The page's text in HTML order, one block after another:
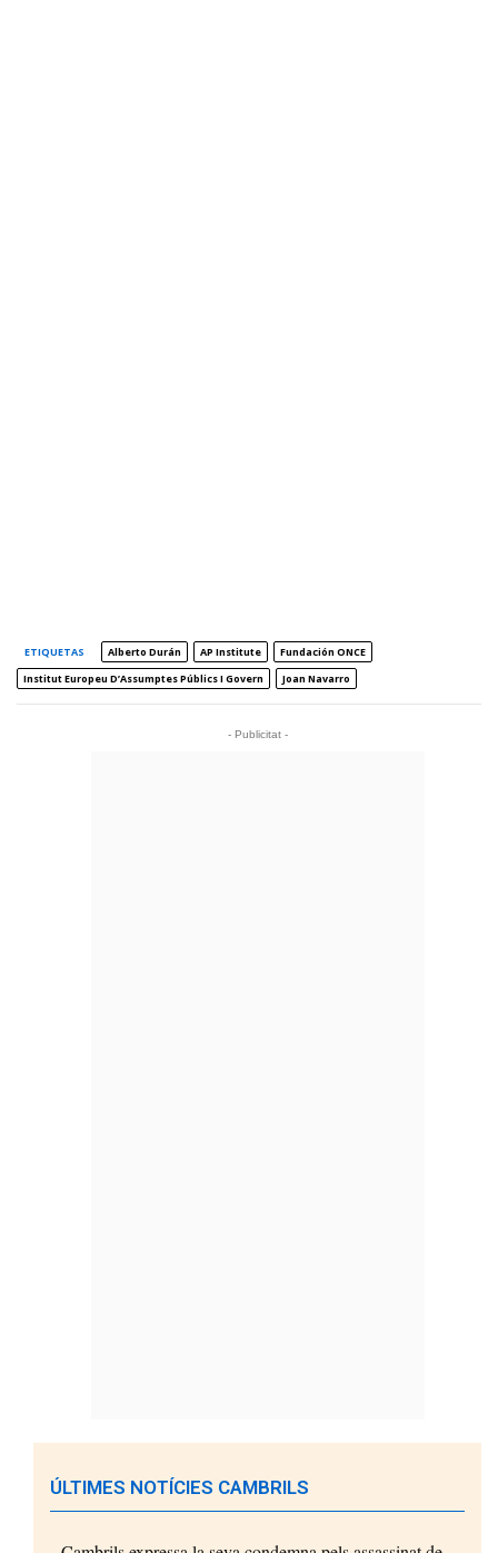
ETIQUETAS Alberto Durán AP Institute
Fundación ONCE
Institut Europeu D’Assumptes Públics I Govern
Joan Navarro
- Publicitat -
ÚLTIMES NOTÍCIES CAMBRILS